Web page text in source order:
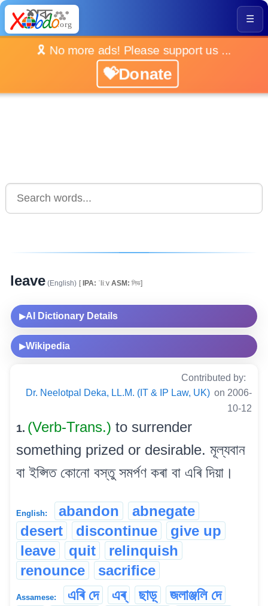
☰
🎗️ No more ads! Please support us ...
💝Donate
leave (English) [IPA: ˈliːv ASM: লিভ]
▶AI Dictionary Details
▶Wikipedia
Contributed by:
Dr. Neelotpal Deka, LL.M. (IT & IP Law, UK) on 2006-
10-12
1. (Verb-Trans.) to surrender
something prized or desirable. মূল্যবান
বা ইপ্সিত কোনো বস্তু সমৰ্পণ কৰা বা এৰি দিয়া।
English: abandon
abnegate
desert
discontinue
give up
leave
quit
relinquish
renounce
sacrifice
Assamese: এৰি দে এৰ্ ছাড়্
জলাঞ্জলি দে